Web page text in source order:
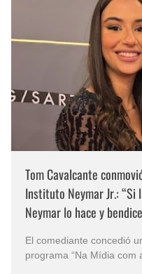
Tom Cavalcante
Instituto Neymar Jr.: “Si
Neymar lo hace y
El comediante concedió
programa “Na Mídia com